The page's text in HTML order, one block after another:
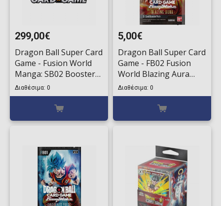
299,00€
Dragon Ball Super Card
Game - Fusion World
Manga: SB02 Booster
Box (24 Packs)
Διαθέσιμα: 0
5,00€
Dragon Ball Super Card
Game - FB02 Fusion
World Blazing Aura
Booster
Διαθέσιμα: 0